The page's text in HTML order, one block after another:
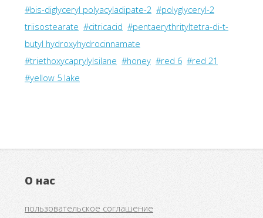
#bis-diglyceryl polyacyladipate-2 #polyglyceryl-2
triisostearate #citricacid #pentaerythrityltetra-di-t-
butyl hydroxyhydrocinnamate
#triethoxycaprylylsilane #honey #red 6 #red 21
#yellow 5 lake
О нас
пользовательское соглашение